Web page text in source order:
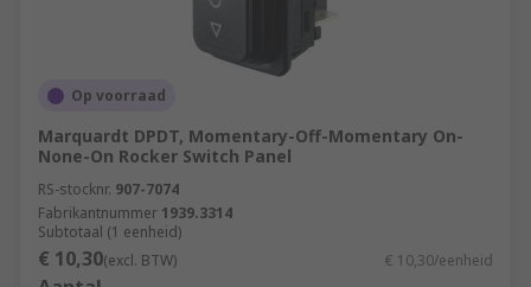
Op voorraad
Marquardt DPDT, Momentary-Off-Momentary On-
None-On Rocker Switch Panel
RS-stocknr. 907-7074
Fabrikantnummer 1939.3314
Subtotaal (1 eenheid)
€ 10,30(excl. BTW) € 10,30/eenheid